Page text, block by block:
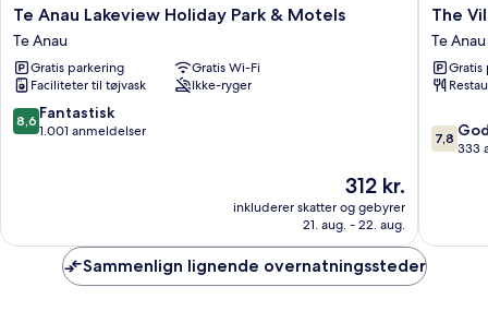
Te
Anau
Lakeview
Holiday
Park
&
Motels
Te Anau Lakeview Holiday Park & Motels
Te Anau
Gratis parkering
Gratis Wi-Fi
Faciliteter til tøjvask
Ikke-ryger
8.6
ud
8,6 Fantastisk
1.001 anmeldelser
Prisen
312 kr.
312 kr.
inkluderer skatter og gebyrer
21. aug. - 22. aug.
The
Village
Inn
Hotel
Te
The
Te Anau
Gratis
7.8
ud
7,8
333
Sammenlign lignende overnatningssteder